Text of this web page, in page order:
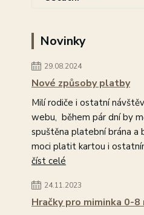
Novinky
29.08.2024
Nové způsoby platby
Milí rodiče i ostatní
webu, během pár dní by
spuštěna platební brána a
moci platit kartou i
číst celé
24.11.2023
Hračky pro miminka 0-8